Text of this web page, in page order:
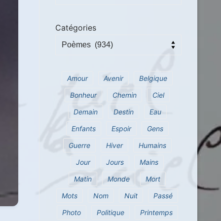
Catégories
Amour Avenir
Belgique
Bonheur
Chemin
Ciel
Demain
Destin
Eau
Enfants
Espoir
Gens
Guerre
Hiver
Humains
Jour
Jours
Mains
Matin
Monde
Mort
Mots
Nom Nuit
Passé
Photo
Politique Printemps